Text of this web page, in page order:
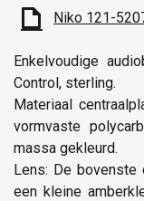
Niko 121-
Enkelvoudige
Control, sterling.
Materiaal
vormvaste
massa gekleurd.
Lens: De
een kleine